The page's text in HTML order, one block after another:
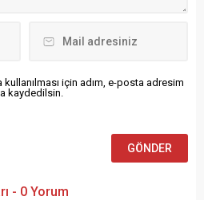
için adım, e-posta adresim
kaydedilsin.
- 0 Yorum